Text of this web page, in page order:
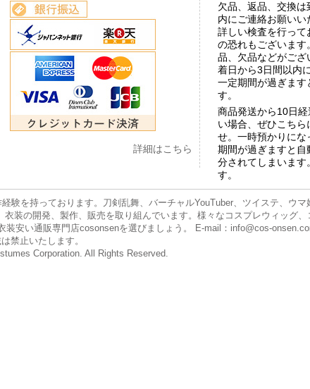
詳細はこちら
欠品、返品、交換は
内にご連絡お願いい
詳しい検査を行っ
の恐れもございます
品、欠品などがござ
着日から3日間以内
一定期間が過ぎます
す。
商品発送から10日
い場合、ぜひこちら
せ。一時預かりにな
期間が過ぎますと
分されてしまいます
す。
験を持っております。刀剣乱舞、バーチャルYouTuber、ツイステ、ウマ
装の開発、製作、販売を取り組んでいます。様々なコスプレウィッグ、
装安い通販専門店cosonsenを選びましょう。 E-mail：info@cos-
禁止いたします。
Corporation. All Rights Reserved.